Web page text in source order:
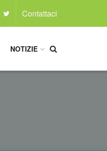
Contattaci
NOTIZIE